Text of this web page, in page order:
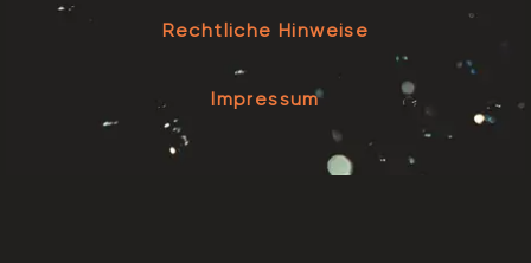
Rechtliche Hinweise
Impressum